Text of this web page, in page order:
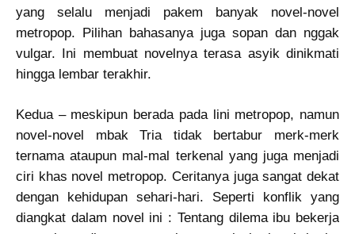
yang selalu menjadi pakem banyak novel-novel
metropop. Pilihan bahasanya juga sopan dan nggak
vulgar. Ini membuat novelnya terasa asyik dinikmati
hingga lembar terakhir.
Kedua – meskipun berada pada lini metropop, namun
novel-novel mbak Tria tidak bertabur merk-merk
ternama ataupun mal-mal terkenal yang juga menjadi
ciri khas novel metropop. Ceritanya juga sangat dekat
dengan kehidupan sehari-hari. Seperti konflik yang
diangkat dalam novel ini : Tentang dilema ibu bekerja